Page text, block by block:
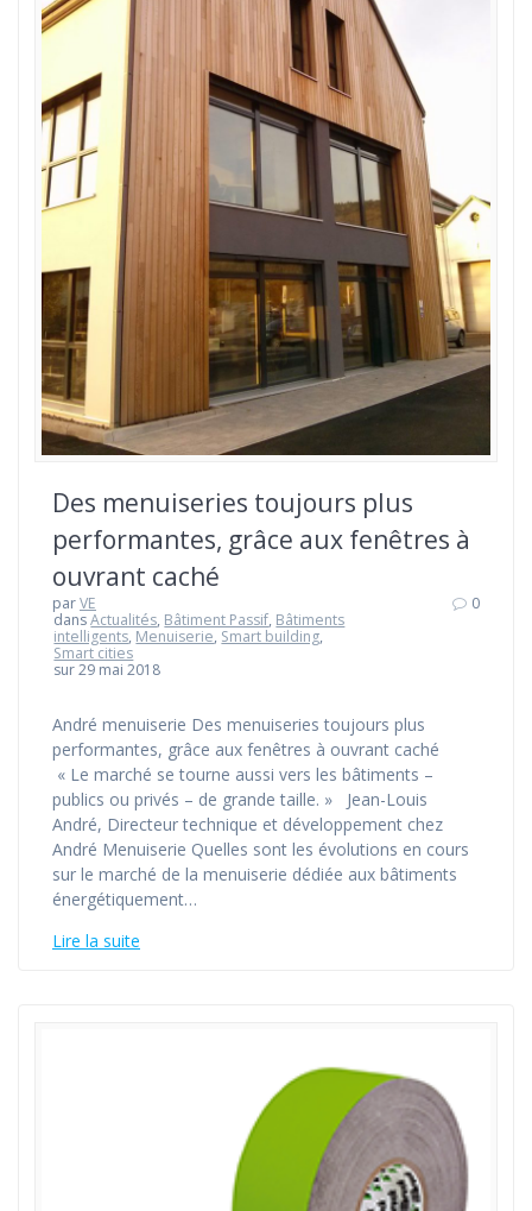
Des menuiseries toujours plus
performantes, grâce aux fenêtres à
ouvrant caché
parVE
dansActualités, Bâtiment Passif, Bâtiments
intelligents, Menuiserie, Smart building,
Smart cities
sur 29 mai 2018
0
André menuiserie Des menuiseries toujours plus
performantes, grâce aux fenêtres à ouvrant caché
« Le marché se tourne aussi vers les bâtiments –
publics ou privés – de grande taille. » Jean-Louis
André, Directeur technique et développement chez
André Menuiserie Quelles sont les évolutions en cours
sur le marché de la menuiserie dédiée aux bâtiments
énergétiquement…
Lire la suite